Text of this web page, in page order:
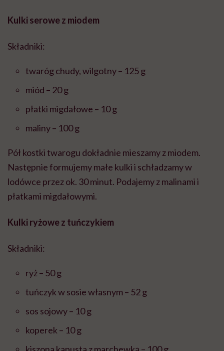
Kulki serowe z miodem
Składniki:
twaróg chudy, wilgotny – 125 g
miód – 20 g
płatki migdałowe – 10 g
maliny – 100 g
Pół kostki twarogu dokładnie mieszamy z miodem.
Następnie formujemy małe kulki i schładzamy w
lodówce przez ok. 30 minut. Podajemy z malinami i
płatkami migdałowymi.
Kulki ryżowe z tuńczykiem
Składniki:
ryż – 50 g
tuńczyk w sosie własnym – 52 g
sos sojowy – 10 g
koperek – 10 g